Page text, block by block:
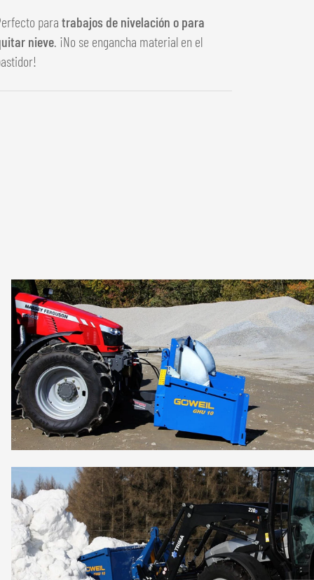
para trabajos de nivelación o para
nieve . ¡No se engancha material en el